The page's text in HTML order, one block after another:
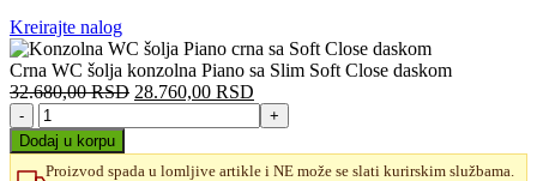
Kreirajte nalog
Crna WC šolja konzolna Piano sa Slim Soft Close daskom
32.680,00RSD Originalna
je
bila:
28.760,00 RSD
cena
je:
28.760,00 RSD.
Crna
WC
šolja
Dodaj u korpu
Proizvod spada u lomljive artikle i NE može se slati kurirskim službama.